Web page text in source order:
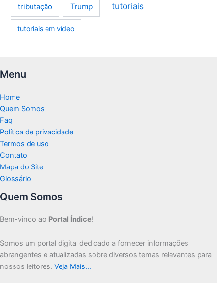
tributação Trump tutoriais
tutoriais em vídeo
Menu
Home
Quem Somos
Faq
Política de privacidade
Termos de uso
Contato
Mapa do Site
Glossário
Quem Somos
Bem-vindo ao Portal Índice!
Somos um portal digital dedicado a fornecer informações
abrangentes e atualizadas sobre diversos temas relevantes para
nossos leitores. Veja Mais…